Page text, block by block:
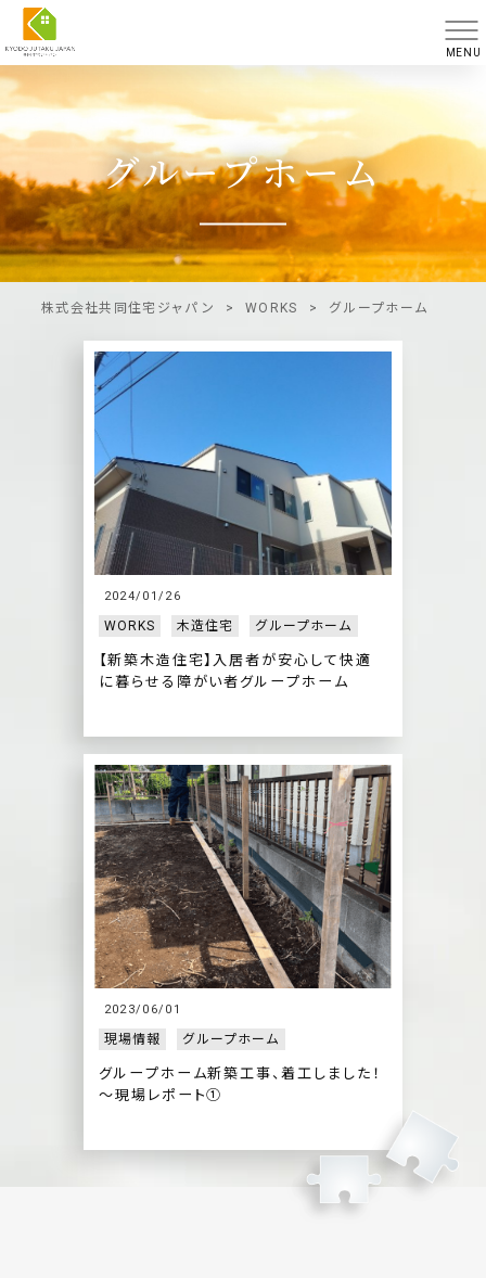
MENU
グループホーム
株式会社共同住宅ジャパン > WORKS > グループホーム
2024/01/26
WORKS 木造住宅 グループホーム
【新築木造住宅】入居者が安心して快適
に暮らせる障がい者グループホーム
2023/06/01
現場情報 グループホーム
グループホーム新築工事、着工しました！
～現場レポート①